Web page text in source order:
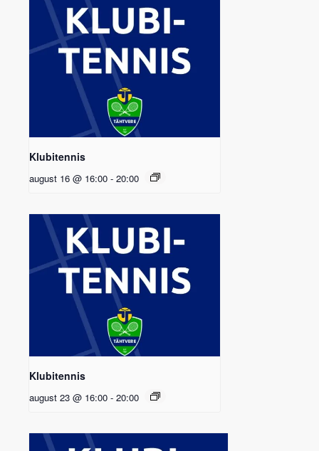
Klubitennis
august 16 @ 16:00 - 20:00
Klubitennis
august 23 @ 16:00 - 20:00